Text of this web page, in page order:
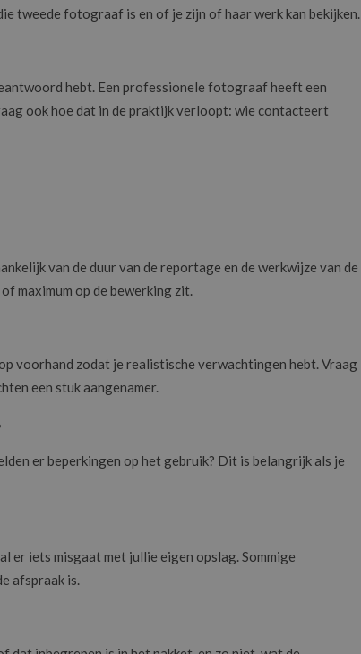
tweede fotograaf is en of je zijn of haar werk kan bekijken.
hebt. Een professionele fotograaf heeft een
ook hoe dat in de praktijk verloopt: wie contacteert
van de duur van de reportage en de werkwijze van de
maximum op de bewerking zit.
voorhand zodat je realistische verwachtingen hebt. Vraag
een stuk aangenamer.
er beperkingen op het gebruik? Dit is belangrijk als je
er iets misgaat met jullie eigen opslag. Sommige
afspraak is.